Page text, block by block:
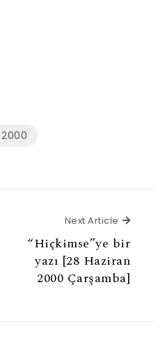
2000
Next Article Next
“Hiçkimse”ye bir
yazı [28 Haziran
2000 Çarşamba]